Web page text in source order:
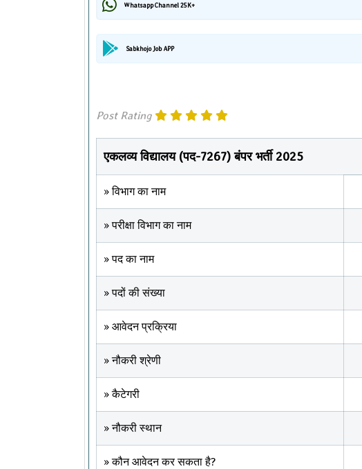
Whatsapp Channel 25K+
Sabkhojo Job APP
Post Rating
एकलव्य विद्यालय (पद-7267) बंपर भर्ती 2025
» विभाग का नाम
» परीक्षा विभाग का नाम
» पद का नाम
» पदों की संख्या
» आवेदन प्रक्रिया
» नौकरी श्रेणी
» कैटेगरी
» नौकरी स्थान
» कौन आवेदन कर सकता है?